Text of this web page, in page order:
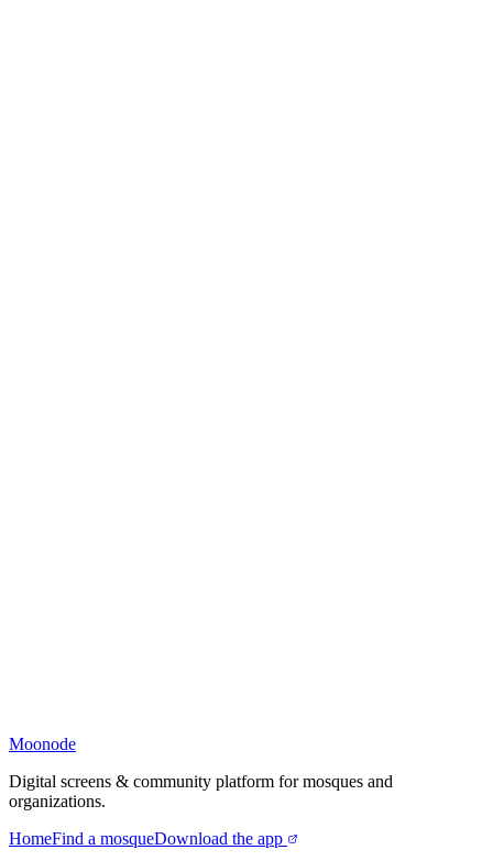
Moonode
Digital screens & community platform for mosques and
organizations.
HomeFind a mosqueDownload the app